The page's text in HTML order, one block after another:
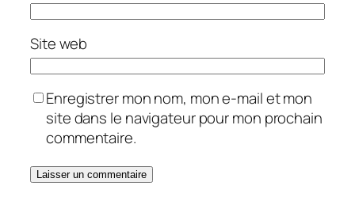
Site web
Enregistrer mon nom, mon e-mail et mon
site dans le navigateur pour mon prochain
commentaire.